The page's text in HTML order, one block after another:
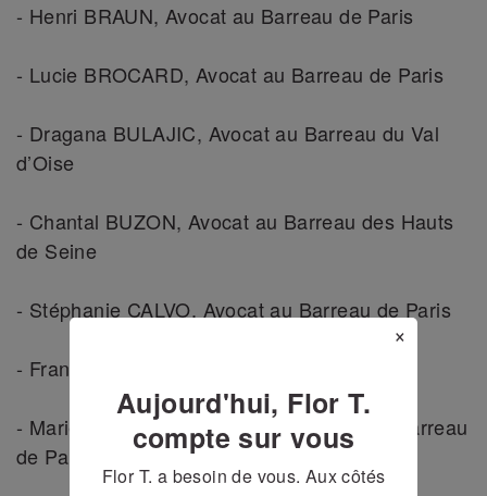
- Henri BRAUN, Avocat au Barreau de Paris
- Lucie BROCARD, Avocat au Barreau de Paris
- Dragana BULAJIC, Avocat au Barreau du Val
d’Oise
- Chantal BUZON, Avocat au Barreau des Hauts
de Seine
- Stéphanie CALVO, Avocat au Barreau de Paris
- Françoise CANAT, Enseignante (Marseille)
- Marie-Alix CANU-BERNARD, Avocat au Barreau
de Paris, membre du Conseil de l’Ordre
×
Aujourd'hui, Flor T.
compte sur vous
Flor T. a besoin de vous. Aux côtés